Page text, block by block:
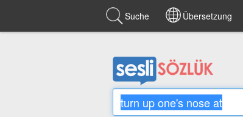
Suche Übersetzung